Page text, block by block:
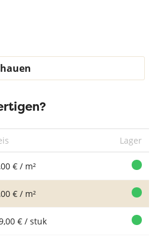
Lager
€ / m²
€ / m²
€ / stuk